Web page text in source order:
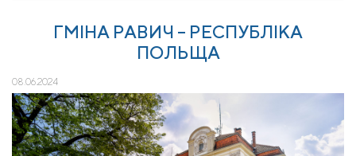
ГМІНА РАВИЧ – РЕСПУБЛІКА
ПОЛЬЩА
08.06.2024